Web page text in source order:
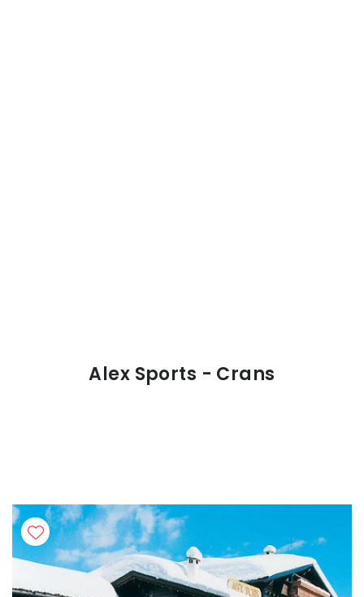
Alex Sports - Crans